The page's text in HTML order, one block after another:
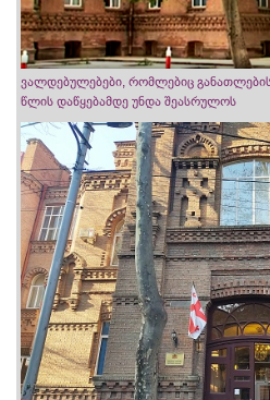
ვალდებულებები, რომლებიც
წლის დაწყებამდე უნდა შეასრულოს